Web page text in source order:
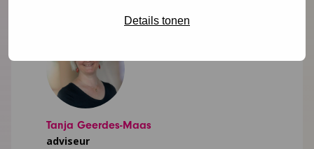
Details tonen
Tanja Geerdes-Maas
adviseur